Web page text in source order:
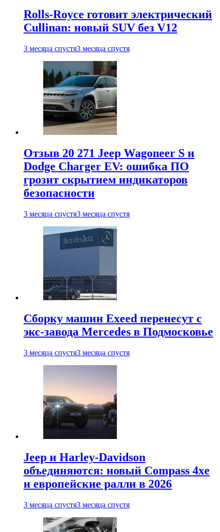
Rolls-Royce готовит электрический
Cullinan: новый SUV без V12
3 месяца спустя3 месяца спустя
Отзыв 20 271 Jeep Wagoneer S и
Dodge Charger EV: ошибка ПО
грозит скрытием индикаторов
безопасности
3 месяца спустя3 месяца спустя
Сборку машин Exeed перенесут с
экс-завода Mercedes в Подмосковье
3 месяца спустя3 месяца спустя
Jeep и Harley-Davidson
объединяются: новый Compass 4xe
и европейские ралли в 2026
3 месяца спустя3 месяца спустя